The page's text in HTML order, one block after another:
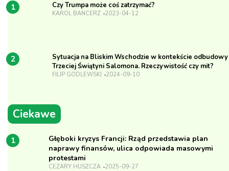
1 Czy Trumpa może coś zatrzymać?
KAROL BANCERZ 2023-04-12
2
Sytuacja na Bliskim Wschodzie w kontekście odbudowy
Trzeciej Świątyni Salomona. Rzeczywistość czy mit?
FILIP GODLEWSKI 2024-09-10
Ciekawe
1
Głęboki kryzys Francji: Rząd przedstawia plan
naprawy finansów, ulica odpowiada masowymi
protestami
CEZARY HUSZCZA 2025-09-27